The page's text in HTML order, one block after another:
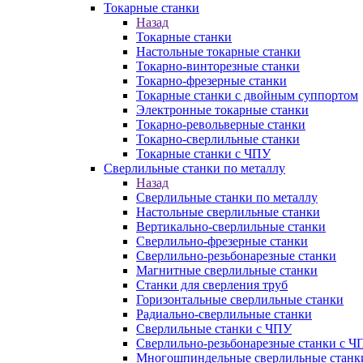
Токарные станки
Назад
Токарные станки
Настольные токарные станки
Токарно-винторезные станки
Токарно-фрезерные станки
Токарные станки с двойным суппортом
Электронные токарные станки
Токарно-револьверные станки
Токарно-сверлильные станки
Токарные станки с ЧПУ
Сверлильные станки по металлу
Назад
Сверлильные станки по металлу
Настольные сверлильные станки
Вертикально-сверлильные станки
Сверлильно-фрезерные станки
Сверлильно-резьбонарезные станки
Магнитные сверлильные станки
Станки для сверления труб
Горизонтальные сверлильные станки
Радиально-сверлильные станки
Сверлильные станки с ЧПУ
Сверлильно-резьбонарезные станки с
Многошпиндельные сверлильные